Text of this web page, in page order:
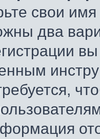
свои
два